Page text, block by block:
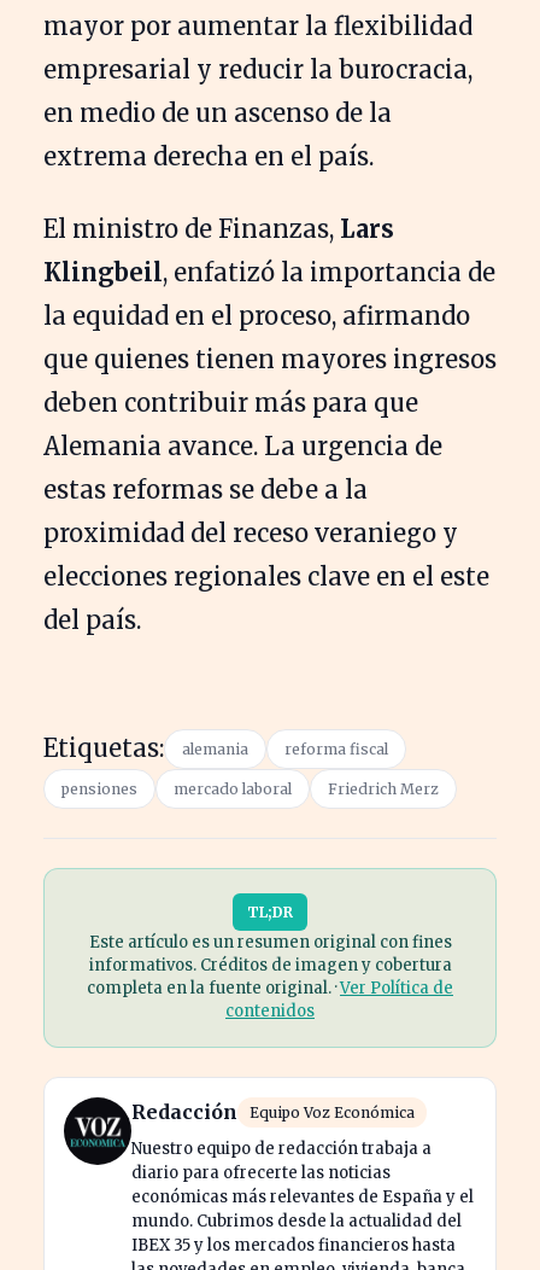
mayor por aumentar la flexibilidad
empresarial y reducir la burocracia,
en medio de un ascenso de la
extrema derecha en el país.
El ministro de Finanzas, Lars
Klingbeil, enfatizó la importancia de
la equidad en el proceso, afirmando
que quienes tienen mayores ingresos
deben contribuir más para que
Alemania avance. La urgencia de
estas reformas se debe a la
proximidad del receso veraniego y
elecciones regionales clave en el este
del país.
Etiquetas: alemania reforma fiscal
pensiones mercado laboral Friedrich Merz
TL;DR
Este artículo es un resumen original con fines
informativos. Créditos de imagen y cobertura
completa en la fuente original. ·Ver Política de
contenidos
Redacción Equipo Voz Económica
Nuestro equipo de redacción trabaja a
diario para ofrecerte las noticias
económicas más relevantes de España y el
mundo. Cubrimos desde la actualidad del
IBEX 35 y los mercados financieros hasta